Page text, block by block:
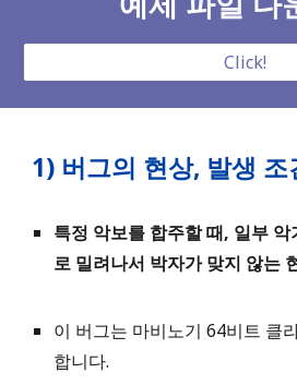
Click!
1) 버그의 현상, 발생 조
특정 악보를 합주할 때, 일부
로 밀려나서 박자가 맞지 않는
이 버그는 마비노기 64비트 클
합니다.